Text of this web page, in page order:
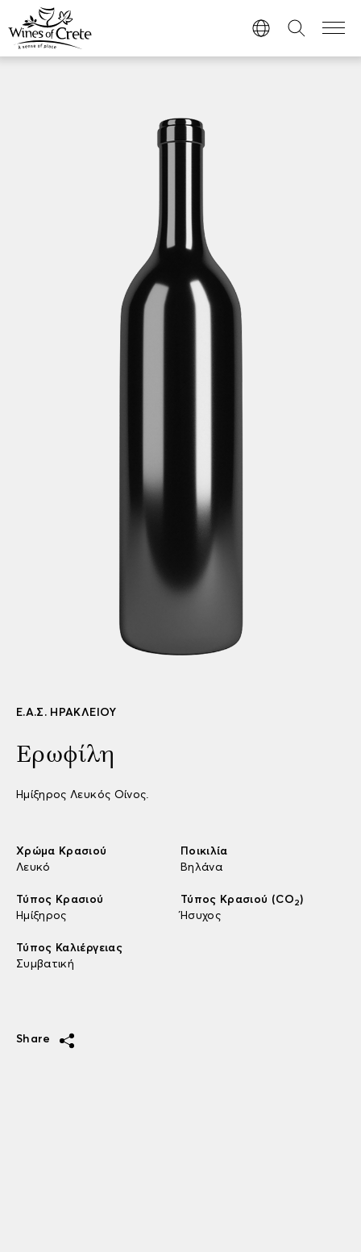
Ε.Α.Σ. ΗΡΑΚΛΕΊΟΥ
Ερωφίλη
Ημίξηρος Λευκός Οίνος.
Χρώμα Κρασιού
Λευκό
Ποικιλία
Βηλάνα
Τύπος Κρασιού
Ημίξηρος
Τύπος Κρασιού (CO 2)
Ήσυχος
Τύπος Καλιέργειας
Συμβατική
Share